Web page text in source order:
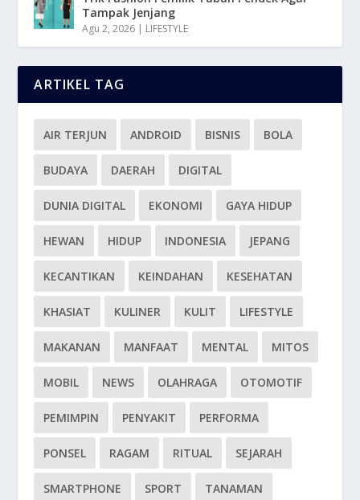
Tampak Jenjang
Agu 2, 2026 | LIFESTYLE
ARTIKEL TAG
AIR TERJUN ANDROID BISNIS BOLA
BUDAYA DAERAH DIGITAL
DUNIA DIGITAL EKONOMI GAYA HIDUP
HEWAN HIDUP INDONESIA JEPANG
KECANTIKAN KEINDAHAN KESEHATAN
KHASIAT KULINER KULIT LIFESTYLE
MAKANAN MANFAAT MENTAL MITOS
MOBIL NEWS OLAHRAGA OTOMOTIF
PEMIMPIN PENYAKIT PERFORMA
PONSEL RAGAM RITUAL SEJARAH
SMARTPHONE SPORT TANAMAN